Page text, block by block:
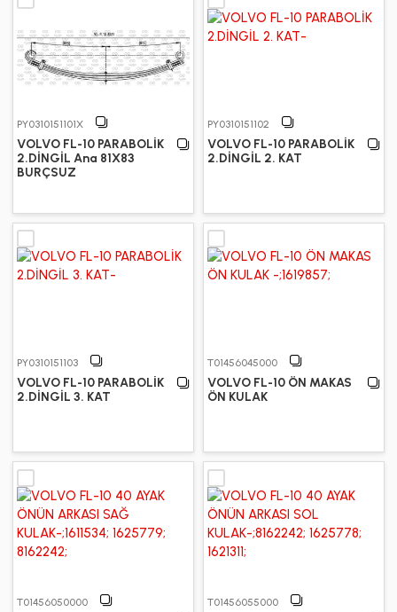
PY0310151101X
VOLVO FL-10 PARABOLİK
2.DİNGİL Ana 81X83
BURÇSUZ
PY0310151102
VOLVO FL-10 PARABOLİK
2.DİNGİL 2. KAT
PY0310151103
VOLVO FL-10 PARABOLİK
2.DİNGİL 3. KAT
T01456045000
VOLVO FL-10 ÖN MAKAS
ÖN KULAK
T01456050000 T01456055000